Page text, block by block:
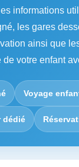
informations
les gares
ainsi que
de votre enfant
Voyage
dédié